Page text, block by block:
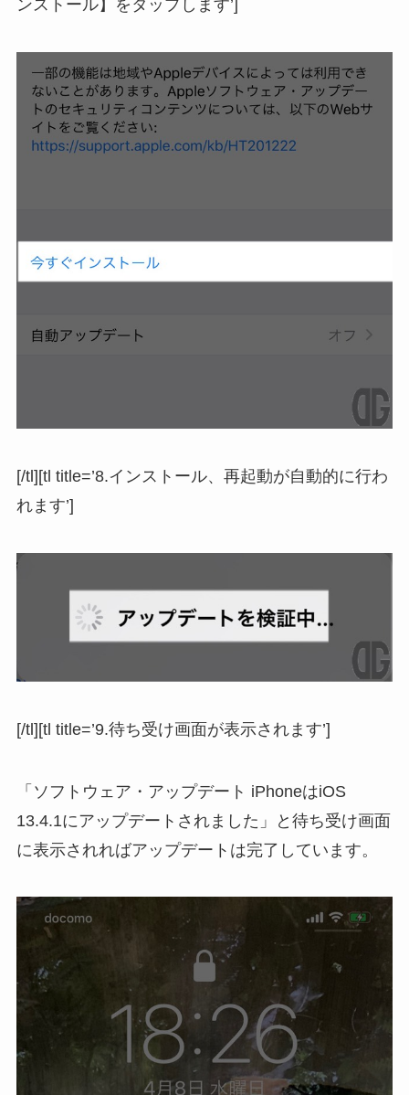
ンストール】をタップします’]
[/tl][tl title=’8.インストール、再起動が自動的に行わ
れます’]
[/tl][tl title=’9.待ち受け画面が表示されます’]
「ソフトウェア・アップデート iPhoneはiOS
13.4.1にアップデートされました」と待ち受け画面
に表示されればアップデートは完了しています。